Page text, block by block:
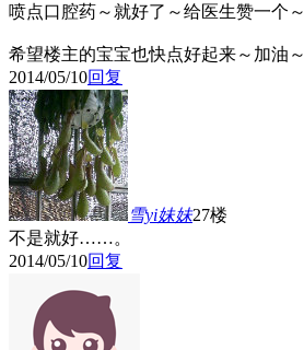
喷点口腔药～就好了～给医生赞一个～
希望楼主的宝宝也快点好起来～加油～
2014/05/10回复
雪yi妹妹27楼
不是就好……。
2014/05/10回复